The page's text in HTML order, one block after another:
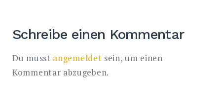
Schreibe einen Kommentar
Du musst angemeldet sein, um einen
Kommentar abzugeben.